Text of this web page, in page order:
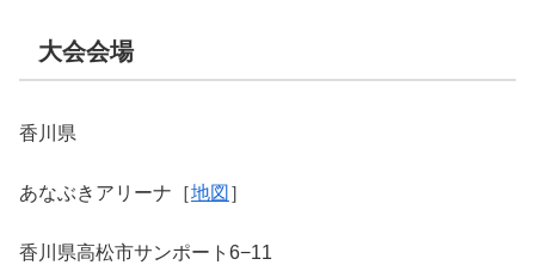
大会会場
香川県
あなぶきアリーナ［地図 ］
香川県高松市サンポート6−11